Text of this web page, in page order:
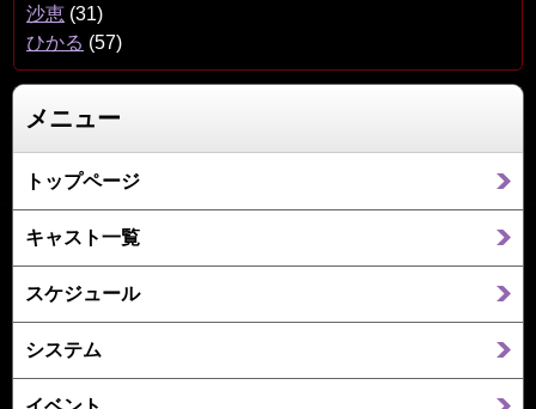
沙恵 (31)
ひかる (57)
メニュー
トップページ
キャスト一覧
スケジュール
システム